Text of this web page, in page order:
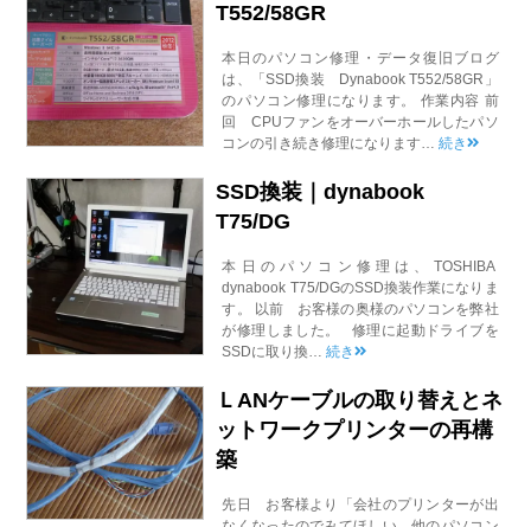
T552/58GR
本日のパソコン修理・データ復旧ブログ
は、「SSD換装 Dynabook T552/58GR」
のパソコン修理になります。 作業内容 前
回 CPUファンをオーバーホールしたパソ
コンの引き続き修理になります…続き
SSD換装｜dynabook
T75/DG
本日のパソコン修理は、TOSHIBA
dynabook T75/DGのSSD換装作業になりま
す。 以前 お客様の奥様のパソコンを弊社
が修理しました。 修理に起動ドライブを
SSDに取り換…続き
ＬANケーブルの取り替えとネ
ットワークプリンターの再構
築
先日 お客様より「会社のプリンターが出